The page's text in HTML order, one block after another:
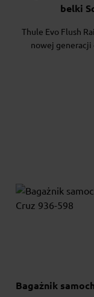
belki
Thule Evo Flush
nowej generacji
Bagażnik